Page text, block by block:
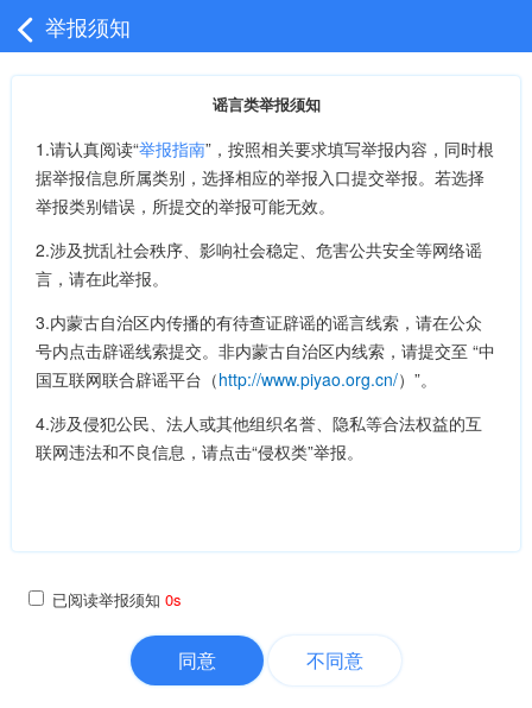
举报须知
谣言类举报须知
1.请认真阅读“举报指南”，按照相关要求填写举报内容，同时根
据举报信息所属类别，选择相应的举报入口提交举报。若选择
举报类别错误，所提交的举报可能无效。
2.涉及扰乱社会秩序、影响社会稳定、危害公共安全等网络谣
言，请在此举报。
3.内蒙古自治区内传播的有待查证辟谣的谣言线索，请在公众
号内点击辟谣线索提交。非内蒙古自治区内线索，请提交至 “中
国互联网联合辟谣平台（http://www.piyao.org.cn/）”。
4.涉及侵犯公民、法人或其他组织名誉、隐私等合法权益的互
联网违法和不良信息，请点击“侵权类”举报。
已阅读举报须知 0s
同意 不同意